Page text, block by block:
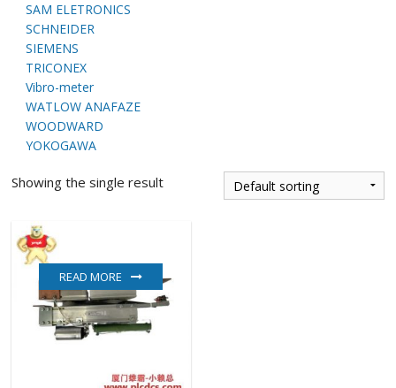
SAM ELETRONICS
SCHNEIDER
SIEMENS
TRICONEX
Vibro-meter
WATLOW ANAFAZE
WOODWARD
YOKOGAWA
Showing the single result
READ MORE